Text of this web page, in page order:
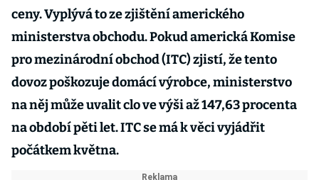
ceny. Vyplývá to ze zjištění amerického
ministerstva obchodu. Pokud americká Komise
pro mezinárodní obchod (ITC) zjistí, že tento
dovoz poškozuje domácí výrobce, ministerstvo
na něj může uvalit clo ve výši až 147,63 procenta
na období pěti let. ITC se má k věci vyjádřit
počátkem května.